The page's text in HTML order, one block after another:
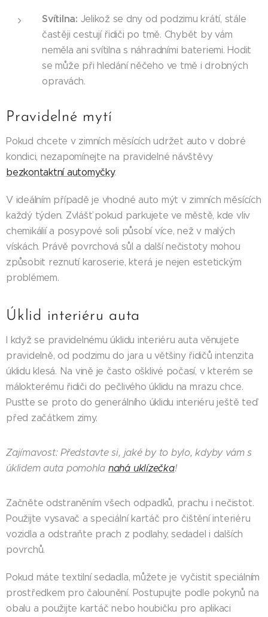
Svítilna: Jelikož se dny od podzimu krátí, stále
častěji cestují řidiči po tmě. Chybět by vám
neměla ani svítilna s náhradními bateriemi. Hodit
se může při hledání něčeho ve tmě i drobných
opravách.
Pravidelné mytí
Pokud chcete v zimních měsících udržet auto v dobré
kondici, nezapomínejte na pravidelné návštěvy
bezkontaktní automyčky.
V ideálním případě je vhodné auto mýt v zimních měsících
každý týden. Zvlášť pokud parkujete ve městě, kde vliv
chemikálií a posypové soli působí více, než v malých
vískách. Právě povrchová sůl a další nečistoty mohou
způsobit reznutí karoserie, která je nejen estetickým
problémem.
Úklid interiéru auta
I když se pravidelnému úklidu interiéru auta věnujete
pravidelně, od podzimu do jara u většiny řidičů intenzita
úklidu klesá. Na vině je často ošklivé počasí, v kterém se
málokterému řidiči do pečlivého úklidu na mrazu chce.
Pusťte se proto do generálního úklidu interiéru ještě teď
před začátkem zimy.
Zajímavost: Představte si, jaké by to bylo, kdyby vám s
úklidem auta pomohla nahá uklízečka!
Začněte odstraněním všech odpadků, prachu i nečistot.
Použijte vysavač a speciální kartáč pro čištění interiéru
vozidla a odstraňte prach z podlahy, sedadel i dalších
povrchů.
Pokud máte textilní sedadla, můžete je vyčistit speciálním
prostředkem pro čalounění. Postupujte podle pokynů na
obalu a použijte kartáč nebo houbičku pro aplikaci